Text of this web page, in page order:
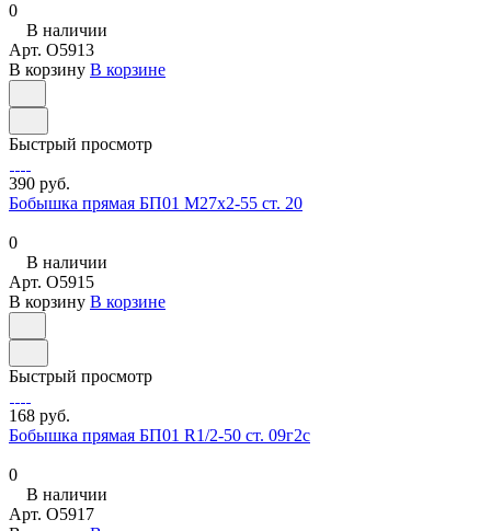
0
В наличии
Арт. O5913
В корзину В корзине
Быстрый просмотр
390 руб.
Бобышка прямая БП01 М27х2-55 ст. 20
0
В наличии
Арт. O5915
В корзину В корзине
Быстрый просмотр
168 руб.
Бобышка прямая БП01 R1/2-50 ст. 09г2с
0
В наличии
Арт. O5917